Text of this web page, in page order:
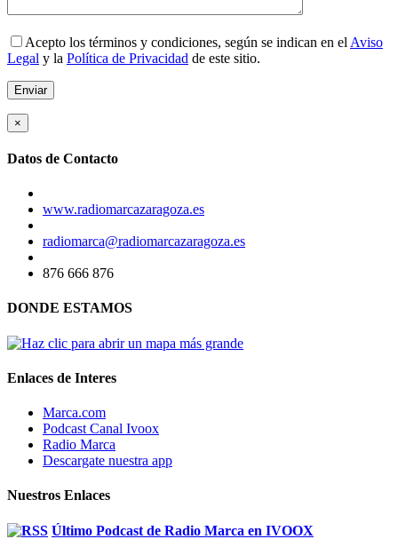
Acepto los términos y condiciones, según se indican en el Aviso
Legal y la Política de Privacidad de este sitio.
×
Datos de Contacto
www.radiomarcazaragoza.es
radiomarca@radiomarcazaragoza.es
876 666 876
DONDE ESTAMOS
Enlaces de Interes
Marca.com
Podcast Canal Ivoox
Radio Marca
Descargate nuestra app
Nuestros Enlaces
Último Podcast de Radio Marca en IVOOX